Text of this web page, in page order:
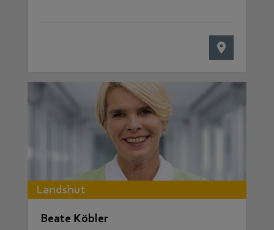
Landshut
Beate Köbler